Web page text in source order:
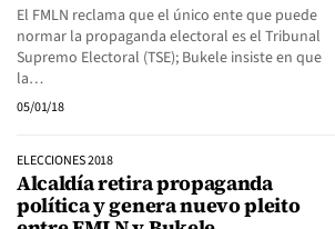
El FMLN reclama que el único ente que puede
normar la propaganda electoral es el Tribunal
Supremo Electoral (TSE); Bukele insiste en que
la…
05/01/18
ELECCIONES 2018
Alcaldía retira propaganda
política y genera nuevo pleito